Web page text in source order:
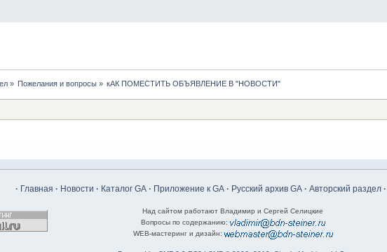
» Пожелания и вопросы » кАК ПОМЕСТИТЬ ОБЪЯВЛЕНИЕ В "НОВОСТИ"
· Главная · Новости · Каталог GA · Приложение к GA · Русский архив GA · Авторский раздел ·
Над сайтом работают Владимир и Сергей Селицкие
Вопросы по содержанию:
WEB-мастеринг и дизайн: